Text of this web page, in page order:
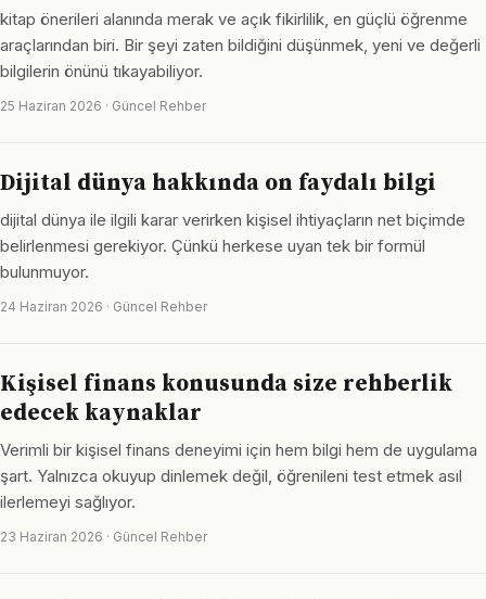
kitap önerileri alanında merak ve açık fikirlilik, en güçlü öğrenme
araçlarından biri. Bir şeyi zaten bildiğini düşünmek, yeni ve değerli
bilgilerin önünü tıkayabiliyor.
25 Haziran 2026 · Güncel Rehber
Dijital dünya hakkında on faydalı bilgi
dijital dünya ile ilgili karar verirken kişisel ihtiyaçların net biçimde
belirlenmesi gerekiyor. Çünkü herkese uyan tek bir formül
bulunmuyor.
24 Haziran 2026 · Güncel Rehber
Kişisel finans konusunda size rehberlik
edecek kaynaklar
Verimli bir kişisel finans deneyimi için hem bilgi hem de uygulama
şart. Yalnızca okuyup dinlemek değil, öğrenileni test etmek asıl
ilerlemeyi sağlıyor.
23 Haziran 2026 · Güncel Rehber